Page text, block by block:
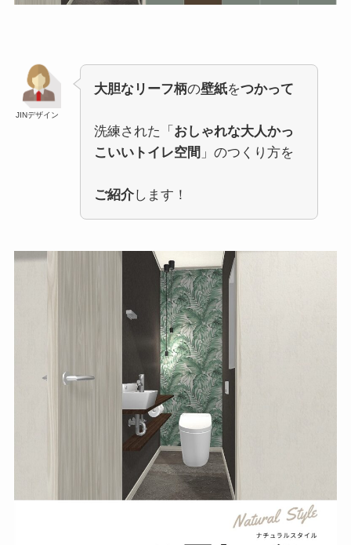
JINデザイン
大胆なリーフ柄の壁紙をつかって
洗練された「 おしゃれな大人かっ
こいいトイレ空間 」のつくり方を
ご紹介します！